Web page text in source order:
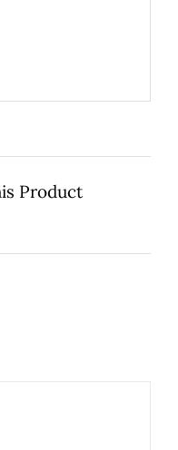
Product